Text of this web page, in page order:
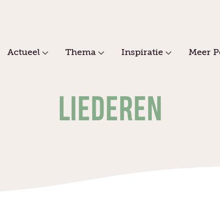
Actueel Thema Inspiratie Meer
LIEDEREN